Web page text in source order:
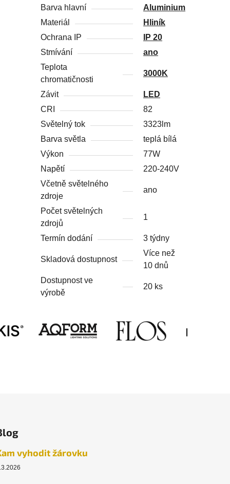
Barva hlavní
Aluminium
Materiál
Hliník
Ochrana IP
IP 20
Stmívání
ano
Teplota
chromatičnosti
3000K
Závit
LED
CRI
82
Světelný tok
3323lm
Barva světla
teplá bílá
Výkon
77W
Napětí
220-240V
Včetně světelného
zdroje
ano
Počet světelných
zdrojů
1
Termín dodání 3 týdny
Skladová dostupnost
Více než
10 dnů
Dostupnost ve
výrobě
20 ks
vyhodit žárovku